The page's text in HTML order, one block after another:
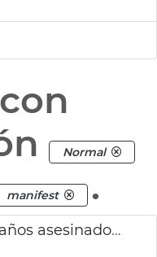
Normal
manifest .
València Homenaje 29 años asesinado Miguel Àngel Blanco